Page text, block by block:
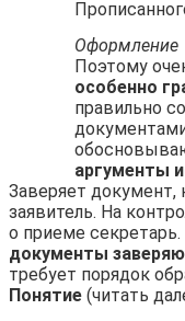
Оформление
Поэтому
особенно
правильно
аргументы
Заверяет
заявитель. На
о приеме
документы
требует порядок
Понятие (читать